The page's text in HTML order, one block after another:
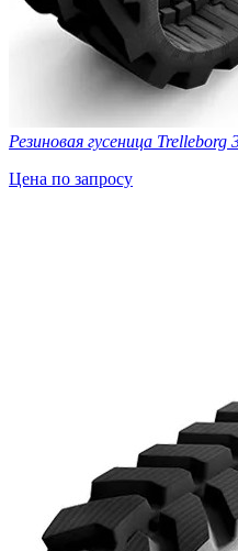
Резиновая гусеница
Цена по запросу